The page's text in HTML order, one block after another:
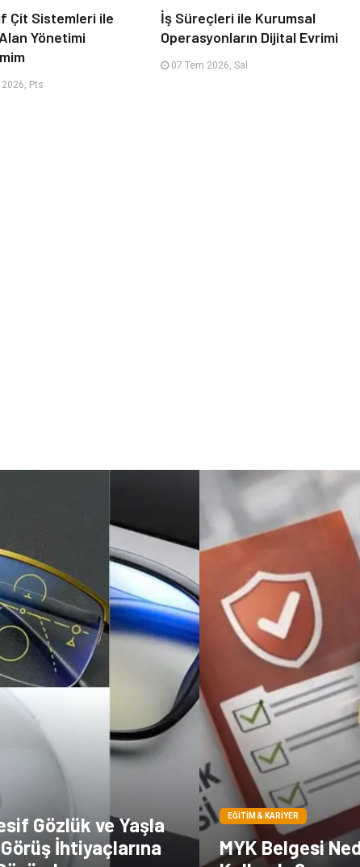
Çit Sistemleri ile
Yönetimi
Pts
İş Süreçleri ile Kurumsal
Operasyonların Dijital Evrimi
07 Tem 2026, Sal
Gözlük ve Yaşla
İhtiyaçlarına
EĞITIM & KARIYER
MYK Belgesi